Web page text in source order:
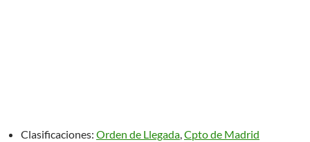
Clasificaciones: Orden de Llegada,Cpto de Madrid